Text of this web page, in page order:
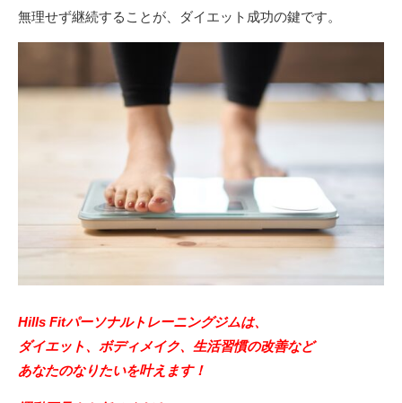
無理せず継続することが、ダイエット成功の鍵です。
Hills Fitパーソナルトレーニングジムは、
ダイエット、ボディメイク、生活習慣の改善など
あなたのなりたいを叶えます！